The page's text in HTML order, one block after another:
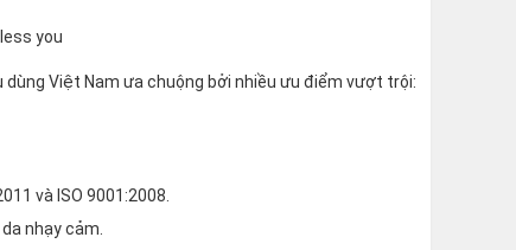
dùng Việt Nam ưa chuộng bởi nhiều ưu điểm vượt trội:
và ISO 9001:2008.
nhạy cảm.